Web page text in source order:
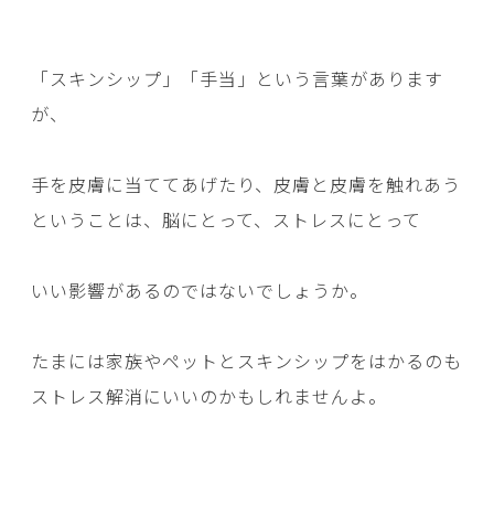
「スキンシップ」「手当」という言葉があります
が、
手を皮膚に当ててあげたり、皮膚と皮膚を触れあう
ということは、脳にとって、ストレスにとって
いい影響があるのではないでしょうか。
たまには家族やペットとスキンシップをはかるのも
ストレス解消にいいのかもしれませんよ。